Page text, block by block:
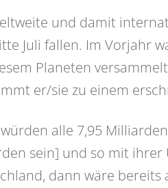
und damit
Juli fallen. Im Vorjahr
Planeten
er/sie zu einem
alle 7,95
sein] und so mit ihrer
dann wäre bereits